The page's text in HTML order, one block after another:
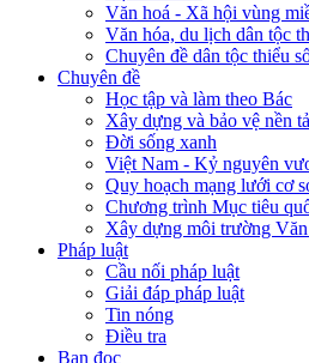
Văn hoá - Xã hội vùng
Văn hóa, du lịch dân tộc
Chuyên đề dân tộc thiểu
Chuyên đề
Học tập và làm theo Bác
Xây dựng và bảo vệ nền
Đời sống xanh
Việt Nam - Kỷ nguyên
Quy hoạch mạng lưới cơ
Chương trình Mục tiêu
Xây dựng môi trường Văn
Pháp luật
Cầu nối pháp luật
Giải đáp pháp luật
Tin nóng
Điều tra
Bạn đọc